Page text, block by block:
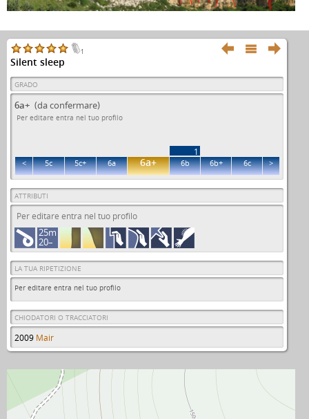
  
1
Silent sleep
GRADO
6a+ (da confermare)
Per editare entra nel tuo profilo
1
< 5c 5c+ 6a 6a+ 6b 6b+ 6c >
ATTRIBUTI
Per editare entra nel tuo profilo
25m
20–
LA TUA RIPETIZIONE
Per editare entra nel tuo profilo
CHIODATORI O TRACCIATORI
2009 Mair